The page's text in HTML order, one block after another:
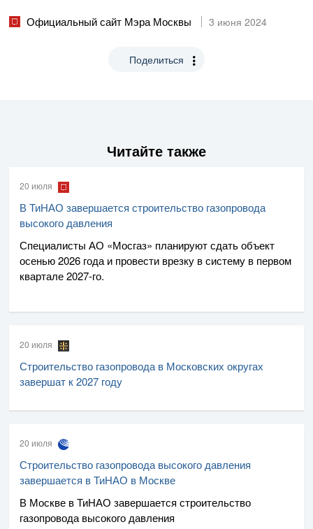
Официальный сайт Мэра Москвы 3 июня 2024
Поделиться
Читайте также
20 июля
В ТиНАО завершается строительство газопровода
высокого давления
Специалисты АО «Мосгаз» планируют сдать объект
осенью 2026 года и провести врезку в систему в первом
квартале2027-го.
20 июля
Строительство газопровода в Московских округах
завершат к 2027 году
20 июля
Строительство газопровода высокого давления
завершается в ТиНАО в Москве
В Москве в ТиНАО завершается строительство
газопровода высокого давления